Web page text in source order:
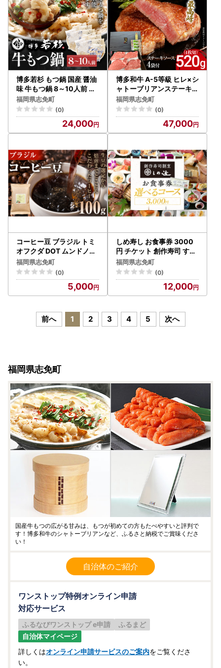
博多若杉 もつ鍋 国産 醤油
味 牛もつ鍋 8～10人前 ち
ゃんぽん麺
福岡県志免町
(0)
24,000
博多和牛 A-5等級 ヒレ×シ
ャトーブリアンステーキ5
20g（4枚切）ステーキソ
ース4袋付
福岡県志免町
(0)
47,000
コーヒー豆 ブラジル トミ
オフクダ DOT ムンドノー
ボ 100g お試し 自家焙煎
ドリンク 飲料
福岡県志免町
(0)
5,000
しめ寿し お食事券 3000
円 チケット 創作寿司 すし
鮨 割烹 和食 グルメ 記念日
福岡県 志免町 送料無料
福岡県志免町
(0)
12,000
前へ 1 2 3 4 5 次へ
福岡県志免町
国産牛もつの広がる甘みは、もつが初めての方もたべやすいと評判で
す！博多和牛のシャトーブリアンなど、ふるさと納税でご賞味くださ
い！
自治体のご紹介
ワンストップ特例オンライン申請
対応サービス
ふるなびワンストップ e申請
ふるまど
自治体マイページ
詳しくはオンライン申請サービスのご案内をご覧くださ
い。